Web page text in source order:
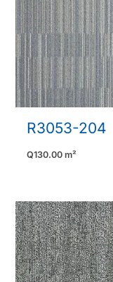
R3053-204
Q130.00 m²